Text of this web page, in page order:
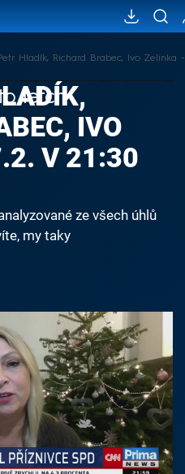
Hladík, Richard Brabec, Ivo Zelinka -
fetch
IVO
V 21:30
ze všech úhlů
my taky